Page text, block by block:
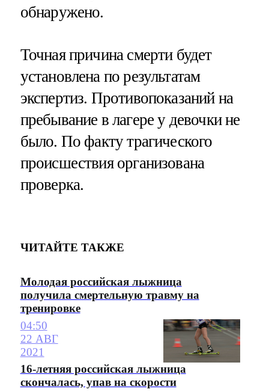
обнаружено.
Точная причина смерти будет
установлена по результатам
экспертиз. Противопоказаний на
пребывание в лагере у девочки не
было. По факту трагического
происшествия организована
проверка.
ЧИТАЙТЕ ТАКЖЕ
Молодая российская лыжница
получила смертельную травму на
тренировке
04:50
22 АВГ
2021
16-летняя российская лыжница
скончалась, упав на скорости